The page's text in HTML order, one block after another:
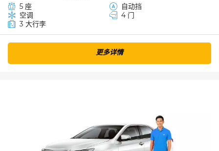
5 座
自动挡
空调
4 门
3 大行李
更多详情